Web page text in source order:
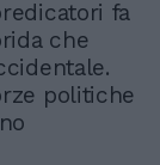
fa
che
politiche